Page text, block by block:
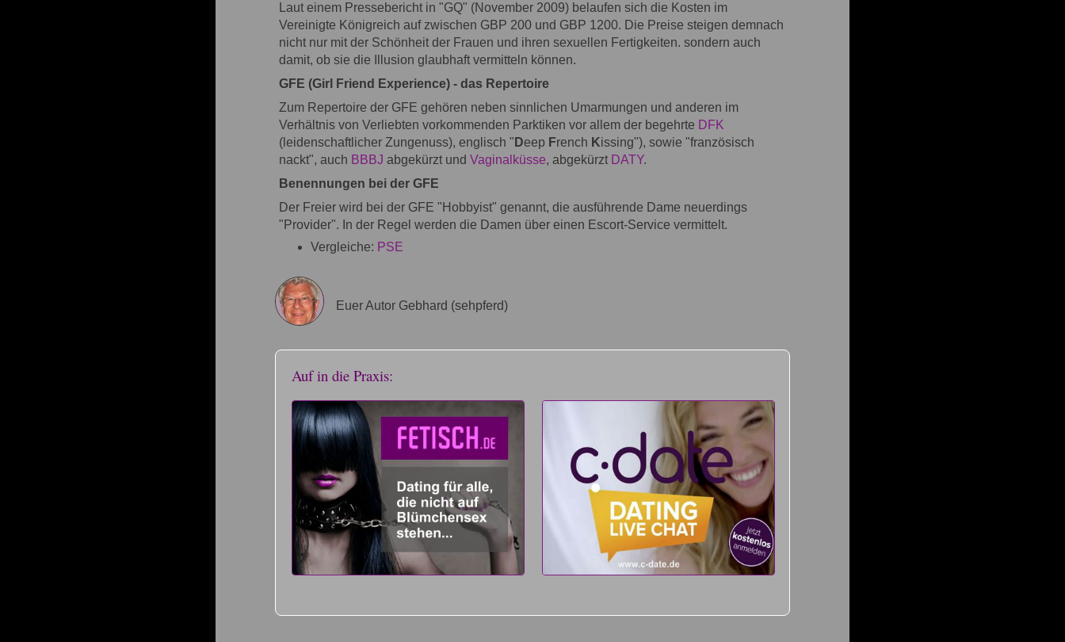
Laut einem Pressebericht in "GQ" (November 2009) belaufen sich die Kosten im
Vereinigte Königreich auf zwischen GBP 200 und GBP 1200. Die Preise steigen demnach
nicht nur mit der Schönheit der Frauen und ihren sexuellen Fertigkeiten. sondern auch
damit, ob sie die Illusion glaubhaft vermitteln können.
GFE (Girl Friend Experience) - das Repertoire
Zum Repertoire der GFE gehören neben sinnlichen Umarmungen und anderen im
Verhältnis von Verliebten vorkommenden Parktiken vor allem der begehrte DFK
(leidenschaftlicher Zungenuss), englisch " Deep French Kissing"), sowie "französisch
nackt", auch BBBJ abgekürzt und Vaginalküsse, abgekürzt DATY.
Benennungen bei der GFE
Der Freier wird bei der GFE "Hobbyist" genannt, die ausführende Dame neuerdings
"Provider". In der Regel werden die Damen über einen Escort-Service vermittelt.
Vergleiche: PSE
Euer Autor Gebhard (sehpferd)
Auf in die Praxis: